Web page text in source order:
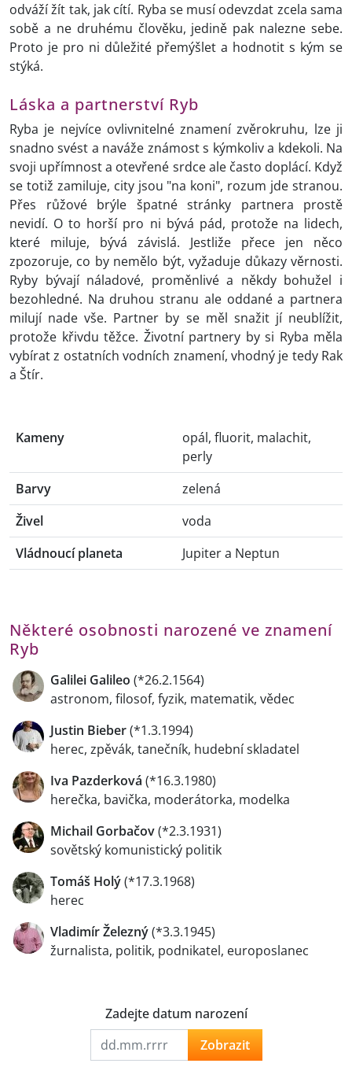
odváží žít tak, jak cítí. Ryba se musí odevzdat zcela sama
sobě a ne druhému člověku, jedině pak nalezne sebe.
Proto je pro ni důležité přemýšlet a hodnotit s kým se
stýká.
Láska a partnerství Ryb
Ryba je nejvíce ovlivnitelné znamení zvěrokruhu, lze ji
snadno svést a naváže známost s kýmkoliv a kdekoli. Na
svoji upřímnost a otevřené srdce ale často doplácí. Když
se totiž zamiluje, city jsou "na koni", rozum jde stranou.
Přes růžové brýle špatné stránky partnera prostě
nevidí. O to horší pro ni bývá pád, protože na lidech,
které miluje, bývá závislá. Jestliže přece jen něco
zpozoruje, co by nemělo být, vyžaduje důkazy věrnosti.
Ryby bývají náladové, proměnlivé a někdy bohužel i
bezohledné. Na druhou stranu ale oddané a partnera
milují nade vše. Partner by se měl snažit jí neublížit,
protože křivdu těžce. Životní partnery by si Ryba měla
vybírat z ostatních vodních znamení, vhodný je tedy Rak
a Štír.
Kameny
opál, fluorit, malachit,
perly
Barvy
zelená
Živel
voda
Vládnoucí planeta
Jupiter a Neptun
Některé osobnosti narozené ve znamení
Ryb
Galilei Galileo (*26.2.1564)
astronom, filosof, fyzik, matematik, vědec
Justin Bieber(*1.3.1994)
herec, zpěvák, tanečník, hudební skladatel
Iva Pazderková (*16.3.1980)
herečka, bavička, moderátorka, modelka
Michail Gorbačov(*2.3.1931)
sovětský komunistický politik
Tomáš Holý(*17.3.1968)
herec
Vladimír Železný(*3.3.1945)
žurnalista, politik, podnikatel, europoslanec
Zadejte datum narození
Zobrazit